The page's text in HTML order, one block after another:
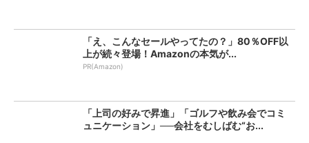
「え、こんなセールやってたの？」80％OFF以
上が続々登場！Amazonの本気が...
PR(Amazon)
「上司の好みで昇進」「ゴルフや飲み会でコミ
ュニケーション」──会社をむしばむ“お...